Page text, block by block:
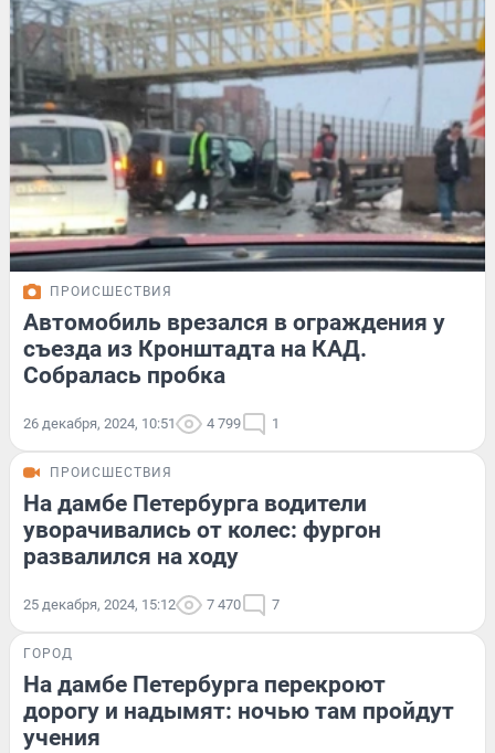
ПРОИСШЕСТВИЯ
Автомобиль врезался в ограждения у
съезда из Кронштадта на КАД.
Собралась пробка
26 декабря, 2024, 10:51 4 799 1
ПРОИСШЕСТВИЯ
На дамбе Петербурга водители
уворачивались от колес: фургон
развалился на ходу
25 декабря, 2024, 15:12 7 470 7
ГОРОД
На дамбе Петербурга перекроют
дорогу и надымят: ночью там пройдут
учения